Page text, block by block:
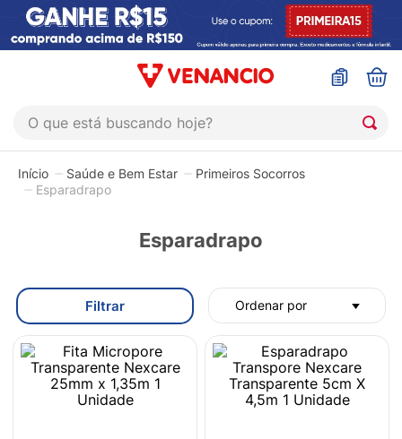
O que está buscando hoje?
Saúde e Bem Estar
Primeiros Socorros
Esparadrapo
Esparadrapo
Filtrar Ordenar por
admuc
5
protetor solar
sabonete liquido
7 º
shampoo
8º